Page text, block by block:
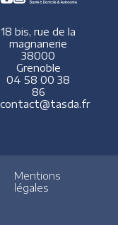
18 bis, rue de la
magnanerie
38000
Grenoble
04 58 00 38
86
contact@tasda.fr
Mentions
légales